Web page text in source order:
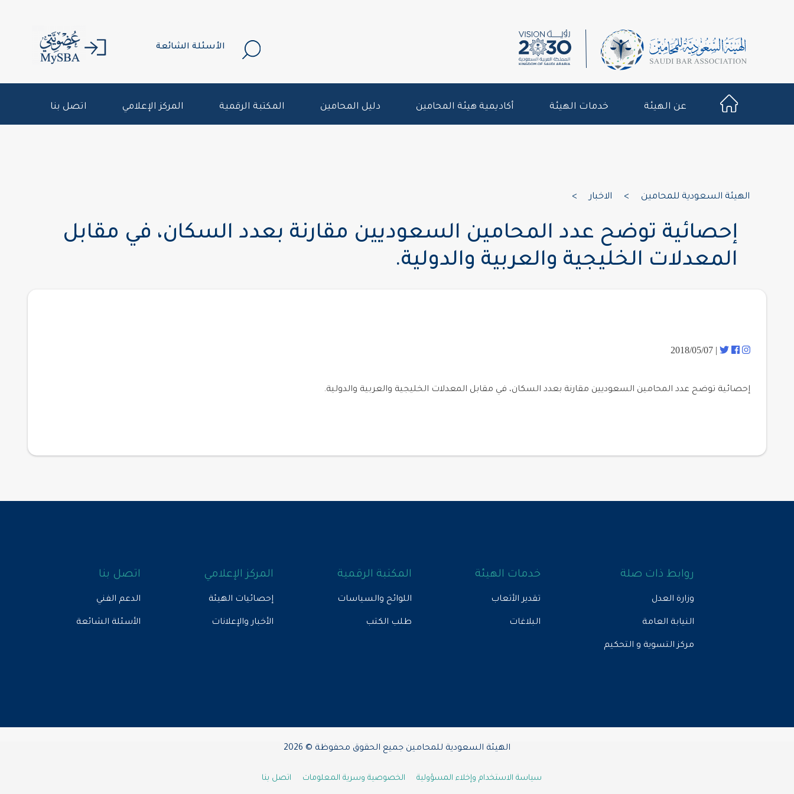
الأسئلة الشائعة
عن الهيئة خدمات الهيئة أكاديمية هيئة المحامين دليل المحامين المكتبة الرقمية المركز الإعلامي اتصل بنا
الهيئة السعودية للمحامين > الاخبار >
إحصائية توضح عدد المحامين السعوديين مقارنة بعدد السكان، في مقابل
المعدلات الخليجية والعربية والدولية.
| 2018/05/07
إحصائية توضح عدد المحامين السعوديين مقارنة بعدد السكان، في مقابل المعدلات الخليجية والعربية والدولية.
روابط ذات صلة
وزارة العدل
النيابة العامة
مركز التسوية و التحكيم
خدمات الهيئة
تقدير الأتعاب
البلاغات
المكتبة الرقمية
اللوائح والسياسات
طلب الكتب
المركز الإعلامي
إحصائيات الهيئة
الأخبار والإعلانات
اتصل بنا
الدعم الفني
الأسئلة الشائعة
الهيئة السعودية للمحامين جميع الحقوق محفوظة © 2026
سياسة الاستخدام وإخلاء المسؤولية الخصوصية وسرية المعلومات اتصل بنا